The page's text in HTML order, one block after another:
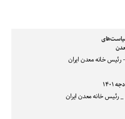
رئیس خانه معدن ایران
رئیس خانه معدن ایران